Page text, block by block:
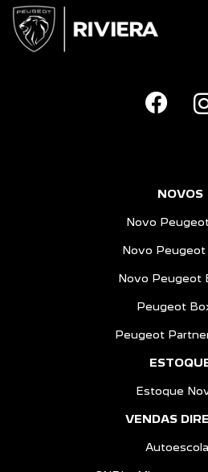
NOVOS
Novo
Novo Peugeot
Novo Peugeot
Peugeot
Peugeot
Estoque
VENDAS